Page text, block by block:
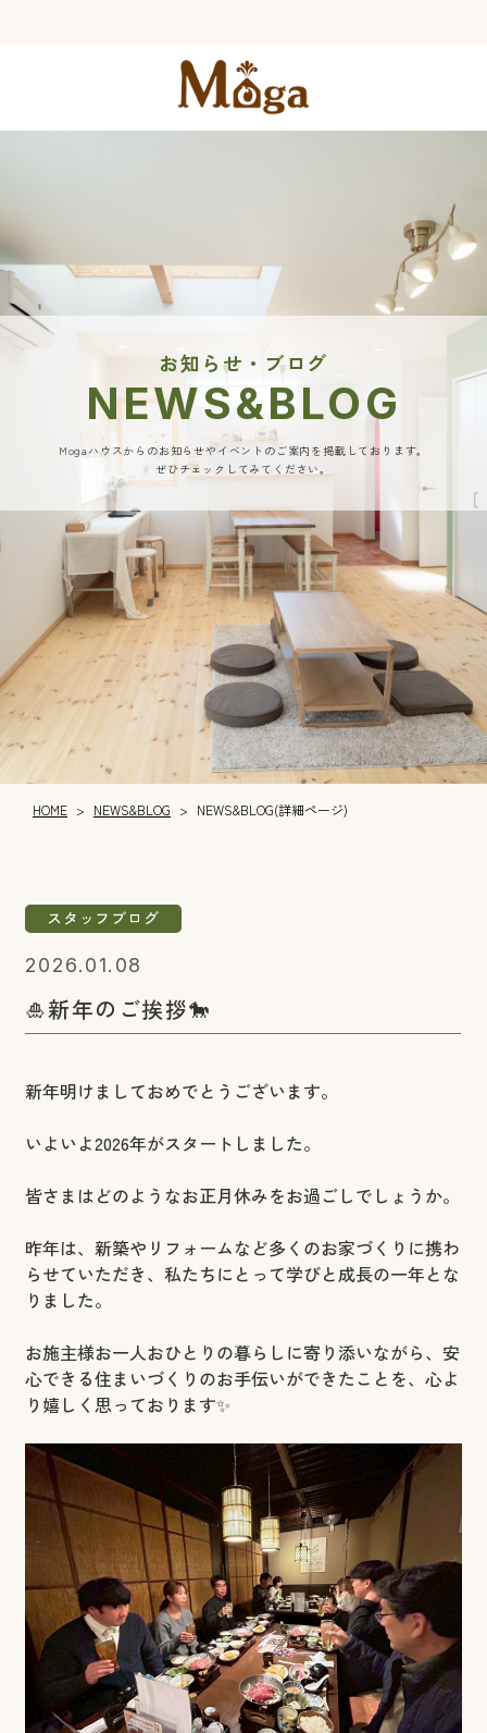
お知らせ・ブログ
NEWS&BLOG
Mogaハウスからのお知らせやイベントのご案内を掲載しております。
ぜひチェックしてみてください。​​​​​​​
HOME > NEWS&BLOG > NEWS&BLOG(詳細ページ)
スタッフブログ
2026.01.08
🎍新年のご挨拶🐎
新年明けましておめでとうございます。
いよいよ2026年がスタートしました。
皆さまはどのようなお正月休みをお過ごしでしょうか。
昨年は、新築やリフォームなど多くのお家づくりに携わ
らせていただき、私たちにとって学びと成長の一年とな
りました。
お施主様お一人おひとりの暮らしに寄り添いながら、安
心できる住まいづくりのお手伝いができたことを、心よ
り嬉しく思っております✨